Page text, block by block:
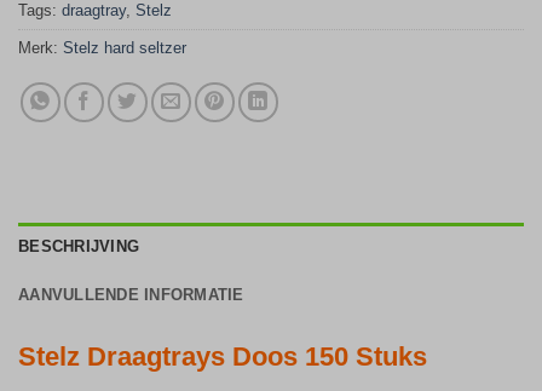
Tags: draagtray, Stelz
Merk: Stelz hard seltzer
BESCHRIJVING
AANVULLENDE INFORMATIE
Stelz Draagtrays Doos 150 Stuks